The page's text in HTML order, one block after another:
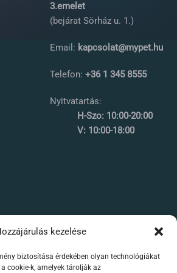
kezelése
biztosítása érdekében olyan technológiákat
cookie-k, amelyek tárolják az
3.emelet
(bejárat Sörház u. 1.)
Email: kapcsolat@mypet.hu
Telefon: +36 1 345 8555
Nyitvatartás:
H-Szo: 10:00-20:00
V: 10:00-18:00